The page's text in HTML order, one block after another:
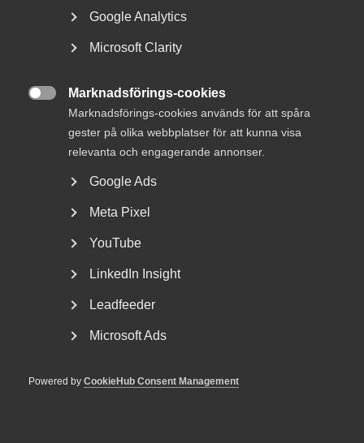
Google Analytics
Microsoft Clarity
Marknadsförings-cookies
Marknadsförings-cookies används för att spåra
gester på olika webbplatser för att kunna visa
relevanta och engagerande annonser.
Google Ads
Meta Pixel
YouTube
LinkedIn Insight
Leadfeeder
Microsoft Ads
Powered by CookieHub Consent Management
Läs remissen
Bli en del av framtidens
arbetsliv
Om Almega
Mina sidor